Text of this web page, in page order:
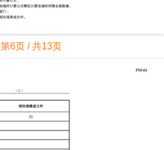
第6页 / 共13页